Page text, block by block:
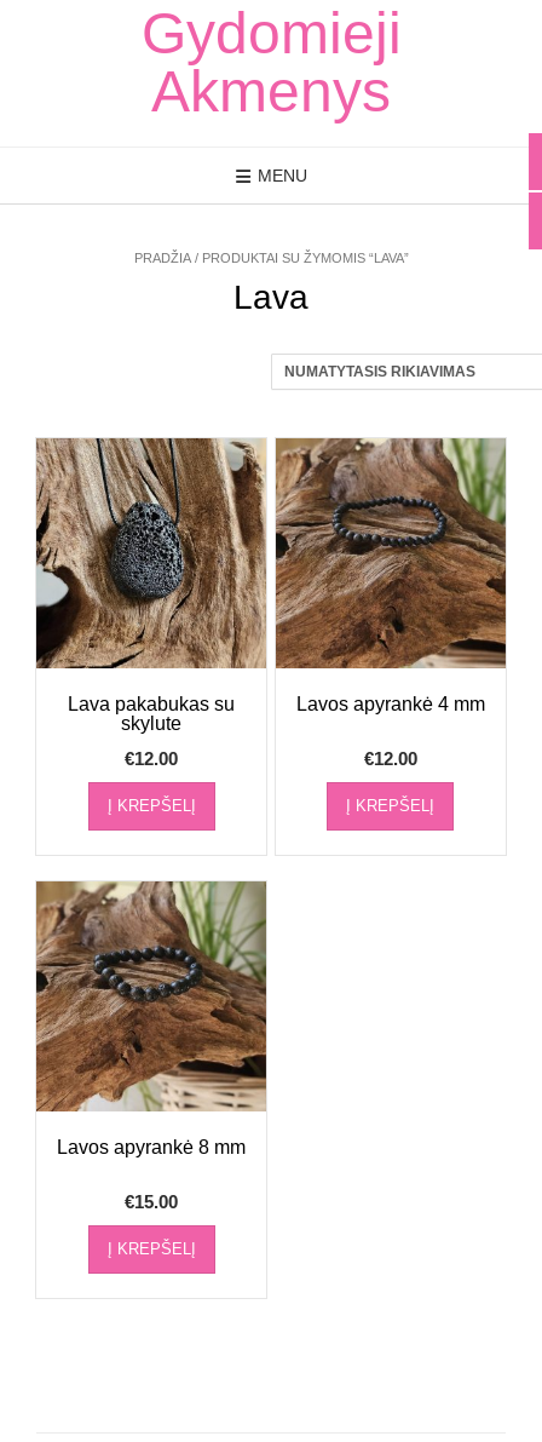
Gydomieji
Akmenys
MENU
PRADŽIA/ PRODUKTAI SU ŽYMOMIS “LAVA”
Lava
Lava pakabukas su
skylute
€12.00
Į KREPŠELĮ
Lavos apyrankė 4 mm
€12.00
Į KREPŠELĮ
Lavos apyrankė 8 mm
€15.00
Į KREPŠELĮ